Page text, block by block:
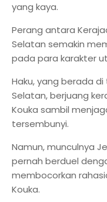
yang kaya.
Perang antara
Selatan semakin
pada para karakter
Haku, yang berada
Selatan, berjuang
Kouka sambil
tersembunyi.
Namun, munculnya
pernah berduel
membocorkan
Kouka.